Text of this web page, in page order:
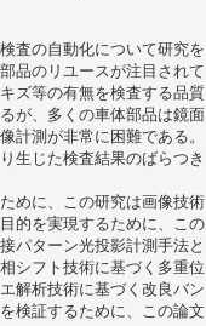
査の自動化について研究を
品のリユースが注目されて
ズ等の有無を検査する品質
が、多くの車体部品は鏡面
計測が非常に困難である。
生じた検査結果のばらつき
めに、この研究は画像技術
的を実現するために、この
パターン光投影計測手法と
シフト技術に基づく多重位
解析技術に基づく改良バン
検証するために、この論文